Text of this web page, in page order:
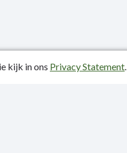
10-06-2024
kijk in ons Privacy Statement.